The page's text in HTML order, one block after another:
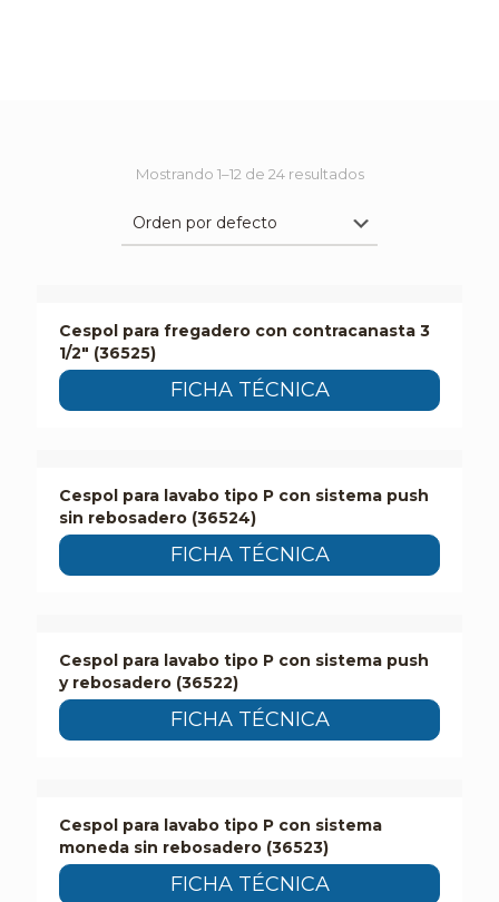
Mostrando 1–12 de 24 resultados
Cespol para fregadero con contracanasta 3
1/2″ (36525)
FICHA TÉCNICA
Cespol para lavabo tipo P con sistema push
sin rebosadero (36524)
FICHA TÉCNICA
Cespol para lavabo tipo P con sistema push
y rebosadero (36522)
FICHA TÉCNICA
Cespol para lavabo tipo P con sistema
moneda sin rebosadero (36523)
FICHA TÉCNICA